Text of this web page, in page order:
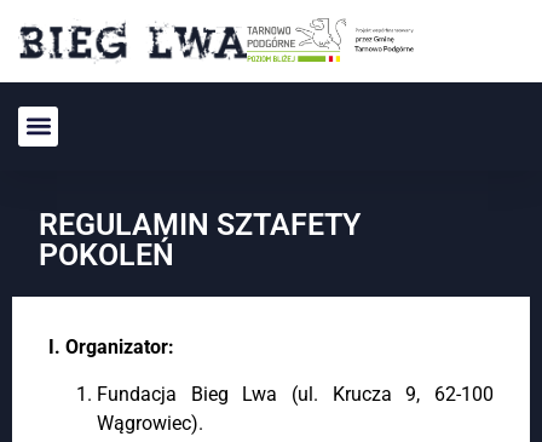
REGULAMIN SZTAFETY
POKOLEŃ
I. Organizator:
Fundacja Bieg Lwa (ul. Krucza 9, 62-100
Wągrowiec).